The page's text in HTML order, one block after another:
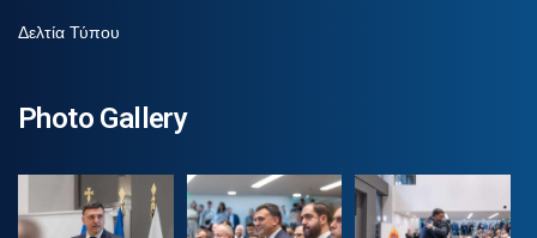
Δελτία Τύπου
Photo Gallery